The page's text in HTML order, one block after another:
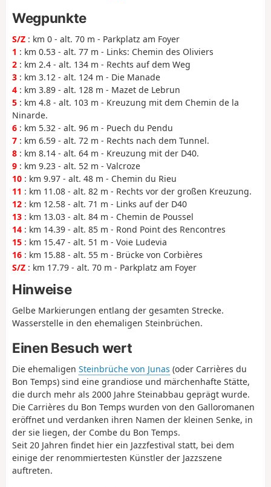
Wegpunkte
S/Z : km 0 - alt. 70 m - Parkplatz am Foyer
1 : km 0.53 - alt. 77 m - Links: Chemin des Oliviers
2 : km 2.4 - alt. 134 m - Rechts auf dem Weg
3 : km 3.12 - alt. 124 m - Die Manade
4 : km 3.89 - alt. 128 m - Mazet de Lebrun
5 : km 4.8 - alt. 103 m - Kreuzung mit dem Chemin de la
Ninarde.
6 : km 5.32 - alt. 96 m - Puech du Pendu
7 : km 6.59 - alt. 72 m - Rechts nach dem Tunnel.
8 : km 8.14 - alt. 64 m - Kreuzung mit der D40.
9 : km 9.23 - alt. 52 m - Valcroze
10 : km 9.97 - alt. 48 m - Chemin du Rieu
11 : km 11.08 - alt. 82 m - Rechts vor der großen Kreuzung.
12 : km 12.58 - alt. 71 m - Links auf der D40
13 : km 13.03 - alt. 84 m - Chemin de Poussel
14 : km 14.39 - alt. 85 m - Rond Point des Rencontres
15 : km 15.47 - alt. 51 m - Voie Ludevia
16 : km 15.88 - alt. 55 m - Brücke von Corbières
S/Z : km 17.79 - alt. 70 m - Parkplatz am Foyer
Hinweise
Gelbe Markierungen entlang der gesamten Strecke.
Wasserstelle in den ehemaligen Steinbrüchen.
Einen Besuch wert
Die ehemaligen Steinbrüche von Junas (oder Carrières du
Bon Temps) sind eine grandiose und märchenhafte Stätte,
die durch mehr als 2000 Jahre Steinabbau geprägt wurde.
Die Carrières du Bon Temps wurden von den Galloromanen
eröffnet und verdanken ihren Namen der kleinen Senke, in
der sie liegen, der Combe du Bon Temps.
Seit 20 Jahren findet hier ein Jazzfestival statt, bei dem
einige der renommiertesten Künstler der Jazzszene
auftreten.